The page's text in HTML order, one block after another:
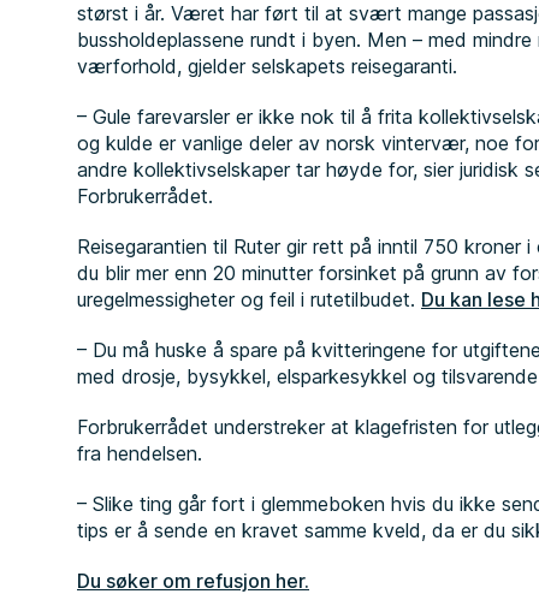
størst i år. Været har ført til at svært mange
bussholdeplassene rundt i byen. Men – med
værforhold, gjelder selskapets reisegaranti.
– Gule farevarsler er ikke nok til å frita
og kulde er vanlige deler av norsk vintervær, noe
andre kollektivselskaper tar høyde for, sier juridisk
Forbrukerrådet.
Reisegarantien til Ruter gir rett på inntil 750 kroner
du blir mer enn 20 minutter forsinket på grunn av
uregelmessigheter og feil i rutetilbudet. Du kan lese
– Du må huske å spare på kvitteringene for
med drosje, bysykkel, elsparkesykkel og
Forbrukerrådet understreker at klagefristen for
fra hendelsen.
– Slike ting går fort i glemmeboken hvis du ikke
tips er å sende en kravet samme kveld, da er du
Du søker om refusjon her.